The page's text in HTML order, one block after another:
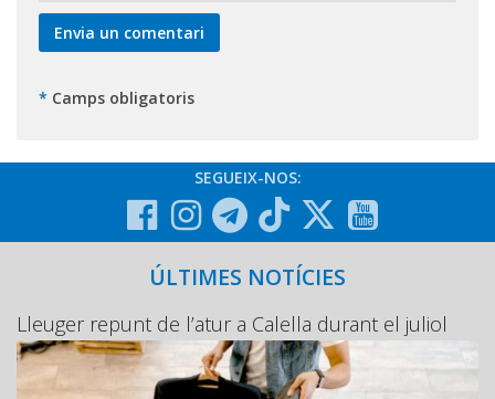
* Camps obligatoris
SEGUEIX-NOS:
ÚLTIMES NOTÍCIES
Lleuger repunt de l’atur a Calella durant el juliol